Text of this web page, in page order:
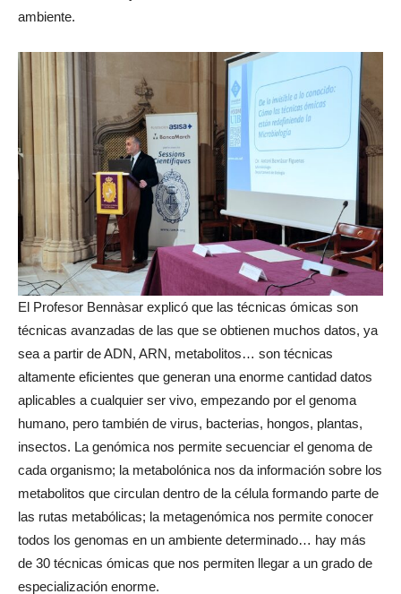
ambiente.
El Profesor Bennàsar explicó que las técnicas ómicas son
técnicas avanzadas de las que se obtienen muchos datos, ya
sea a partir de ADN, ARN, metabolitos… son técnicas
altamente eficientes que generan una enorme cantidad datos
aplicables a cualquier ser vivo, empezando por el genoma
humano, pero también de virus, bacterias, hongos, plantas,
insectos. La genómica nos permite secuenciar el genoma de
cada organismo; la metabolónica nos da información sobre los
metabolitos que circulan dentro de la célula formando parte de
las rutas metabólicas; la metagenómica nos permite conocer
todos los genomas en un ambiente determinado… hay más
de 30 técnicas ómicas que nos permiten llegar a un grado de
especialización enorme.